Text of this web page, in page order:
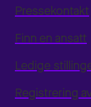
Pressekontakt
Finn en ansatt
Ledige
Registrering